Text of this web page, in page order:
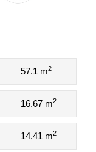
57.1 m2
16.67 m2
14.41 m2